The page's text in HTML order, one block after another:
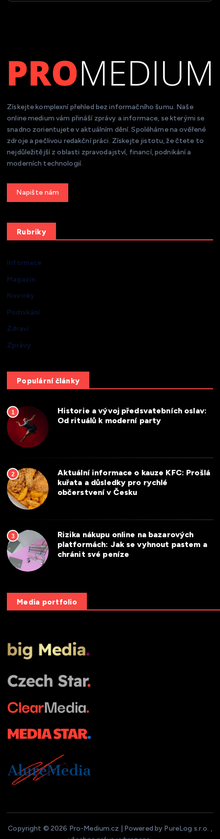
Získejte komplexní přehled bez informačního šumu. Naše
online medium vám přináší zprávy a informace, se kterými se
snadno zorientujete v aktuálním dění. Spoléháme na ověřené
zdroje a pečlivou redakční práci. Získejte jistotu, že čtete to
nejdůležitější z oblasti zpravodajství, financí, podnikání a
moderních technologií.
Get a Quote
Rubriky
Informace
Magazín
Novinky
Podnikání
Zdraví
Zprávy
Populární články
1
Historie a vývoj předsvatebních oslav:
Od rituálů k moderní party
2
Aktuální informace o kauze KFC: Prošlá
kuřata a důsledky pro rychlé
občerstvení v Česku
3
Rizika nákupu online na bazarových
platformách: Jak se vyhnout pastem a
chránit své peníze
Media portfolio
Copyright © 2026 Pro-Medium.cz | Powered by PureLog s.r.o. ,